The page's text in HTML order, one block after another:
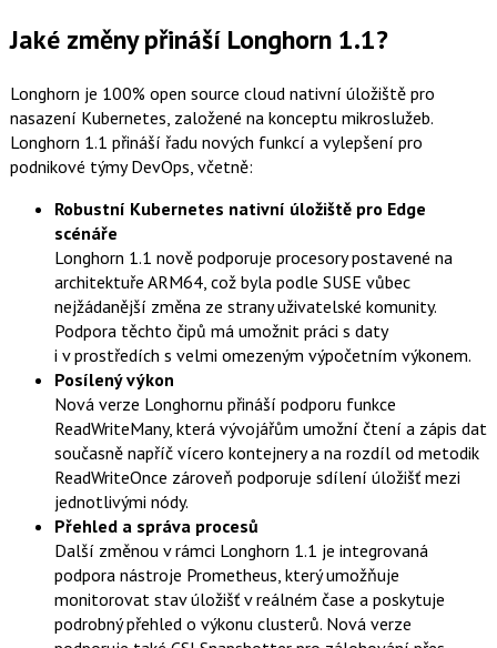
Jaké změny přináší Longhorn 1.1?
Longhorn je 100% open source cloud nativní úložiště pro
nasazení Kubernetes, založené na konceptu mikroslužeb.
Longhorn 1.1 přináší řadu nových funkcí a vylepšení pro
podnikové týmy DevOps, včetně:
Robustní Kubernetes nativní úložiště pro Edge
scénáře
Longhorn 1.1 nově podporuje procesory postavené na
architektuře ARM64, což byla podle SUSE vůbec
nejžádanější změna ze strany uživatelské komunity.
Podpora těchto čipů má umožnit práci s daty
i v prostředích s velmi omezeným výpočetním výkonem.
Posílený výkon
Nová verze Longhornu přináší podporu funkce
ReadWriteMany, která vývojářům umožní čtení a zápis dat
současně napříč vícero kontejnery a na rozdíl od metodik
ReadWriteOnce zároveň podporuje sdílení úložišť mezi
jednotlivými nódy.
Přehled a správa procesů
Další změnou v rámci Longhorn 1.1 je integrovaná
podpora nástroje Prometheus, který umožňuje
monitorovat stav úložišť v reálném čase a poskytuje
podrobný přehled o výkonu clusterů. Nová verze